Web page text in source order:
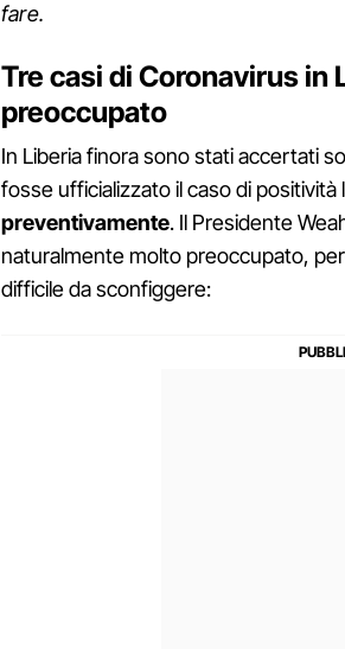
fare.
Tre casi di Coronavirus in
preoccupato
In Liberia finora sono stati accertati
fosse ufficializzato il caso di positività
preventivamente. Il Presidente
naturalmente molto preoccupato,
difficile da sconfiggere: